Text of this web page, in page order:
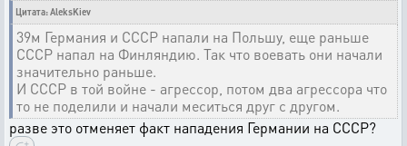
Цитата: AleksKiev
39м Германия и СССР напали на Польшу, еще раньше
СССР напал на Финляндию. Так что воевать они начали
значительно раньше.
И СССР в той войне - агрессор, потом два агрессора что
то не поделили и начали меситься друг с другом.
разве это отменяет факт нападения Германии на СССР?